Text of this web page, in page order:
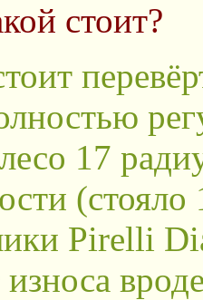
стоит?
17
(стояло
Pirelli